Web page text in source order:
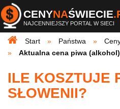
CENYNAŚWIECIE
NAJCENNIEJSZY PORTAL W SIECI
Start
Państwa
Aktualna cena piwa (alkohol)
ILE KOSZTUJE
SŁOWENII?